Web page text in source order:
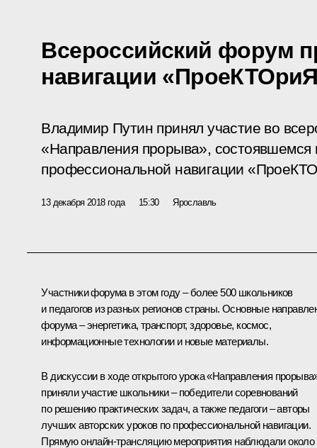
Всероссийский форум
навигации
Владимир Путин принял участие во
«Направления прорыва»,
профессиональной навигации
13 декабря 2018 года 15:30 Ярославль
Участники форума в этом году – более 500 школьников
и педагогов из разных регионов страны. Основные
форума – энергетика, транспорт, здоровье, космос,
информационные технологии и новые материалы.
В дискуссии в ходе открытого урока «Направления
приняли участие школьники – победители соревнований
по решению практических задач, а также педагоги – авторы
лучших авторских уроков по профессиональной навигации.
Прямую онлайн-трансляцию мероприятия наблюдали около